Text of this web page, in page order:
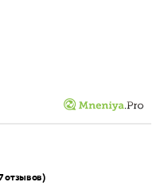
отзывов)